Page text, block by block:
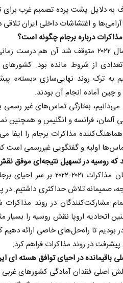
به دلایل پشت پرده تصمیم غرب برای
و اغتشاشات داخلی ایران
درباره برجام چگونه است؟
مذاکرات در سال ۲۰۲۲ متوقف شد آن هم
از شروط مانده بود. کشورهای
به ترک روند نهایی‌سازی «بسته»
و چین آماده انجام آن بودند.
می‌دانیم، به‌تازگی تماس‌های غیر
فرانسه و انگلیس و همچنین
مذاکرات برجام را ایفا
اولیه و گفتگویی غیررسمی است که
که روسیه در تسهیل نتیجه‌ای موفق
روسیه در جریان مذاکرات
صمیمانه تلاش حداکثری داشتیم.
مشارکت‌کنندگان در روند
اتحادیه اروپا نقش روسیه را بسیار
بودیم تا راه‌حل‌های خاصی ارائه
پیشرفت در روند مذاکرات فراهم کرد.
باقیمانده در احیای توافق هسته‌ ای
اصلی فقدان آمادگی کشورهای غربی